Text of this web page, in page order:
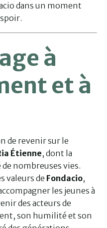
dans un moment
à
et à
de revenir sur le
Étienne, dont la
nombreuses vies.
valeurs de Fondacio,
les jeunes à
des acteurs de
son humilité et son